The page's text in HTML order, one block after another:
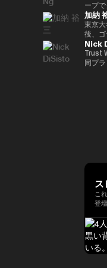
資産
Yat氏
ロッ
そし
にお
に導
は
らに
ック
100
す。
楽の
もあ
ビ芸
リー
Asian
れて
「ビッ
（
を開
年に
刊行
明期に
駆者
数十
ブラ
歴と
学バ
ィブ
得。
（バ
画役等
構課
（
大学
で
修。
経済
取り
銀行
銀行
（EIB
いて
融規
2022
ソニー
て
進。
ィン
式会社
学習
PoC、
2022
また
ドを新
ープ
マネー
いて
進し
する
主要な
ノボ
バル
た、
シッ
ロニ
ード
キア
ラン
加納
東京
後、
株式
式会
産等取
起人
官民
委員
現在
会社
社
役、
Nick
Trust
同プ
使いや
ルな
いる
キュ
マー
密接
験と
点に
して
の価
ス
こ
登壇